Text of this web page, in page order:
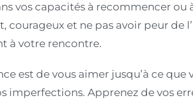
vos capacités à recommencer ou
courageux et ne pas avoir peur de
à votre rencontre.
est de vous aimer jusqu’à ce
imperfections. Apprenez de vos